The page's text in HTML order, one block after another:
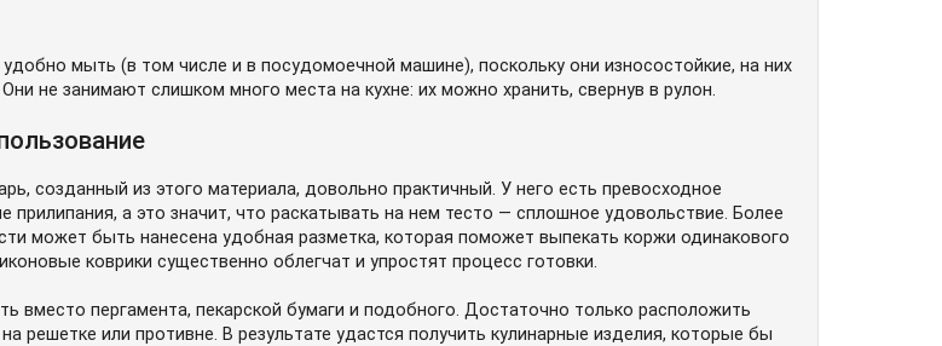
мыть (в том числе и в посудомоечной машине), поскольку они износостойкие, на них
не занимают слишком много места на кухне: их можно хранить, свернув в рулон.
созданный из этого материала, довольно практичный. У него есть превосходное
прилипания, а это значит, что раскатывать на нем тесто — сплошное удовольствие. Более
может быть нанесена удобная разметка, которая поможет выпекать коржи одинакового
коврики существенно облегчат и упростят процесс готовки.
вместо пергамента, пекарской бумаги и подобного. Достаточно только расположить
решетке или противне. В результате удастся получить кулинарные изделия, которые бы